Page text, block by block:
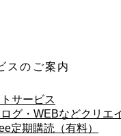
スのご案内
サービス
グ・WEBなどクリエ
定期購読（有料）